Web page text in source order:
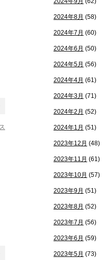
2024年8月 (58)
2024年7月 (60)
2024年6月 (50)
2024年5月 (56)
2024年4月 (61)
2024年3月 (71)
2024年2月 (52)
2024年1月 (51)
2023年12月 (48)
2023年11月 (61)
2023年10月 (57)
2023年9月 (51)
2023年8月 (52)
2023年7月 (56)
2023年6月 (59)
2023年5月 (73)